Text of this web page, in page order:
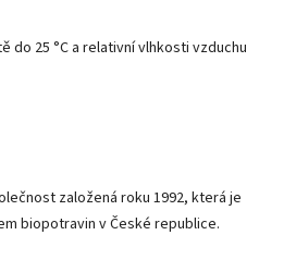
do 25 °C a relativní vlhkosti vzduchu
založená roku 1992, která je
biopotravin v České republice.